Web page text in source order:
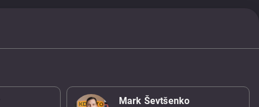
Mark Ševtšenko